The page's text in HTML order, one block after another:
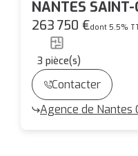
NANTES SAINT-
CHARMANT ET SPACIEUX TYPE 3 DE
CARACTERE
263 750 €dont 5.5%
3 pièce(s)
Contacter
Agence de Nantes